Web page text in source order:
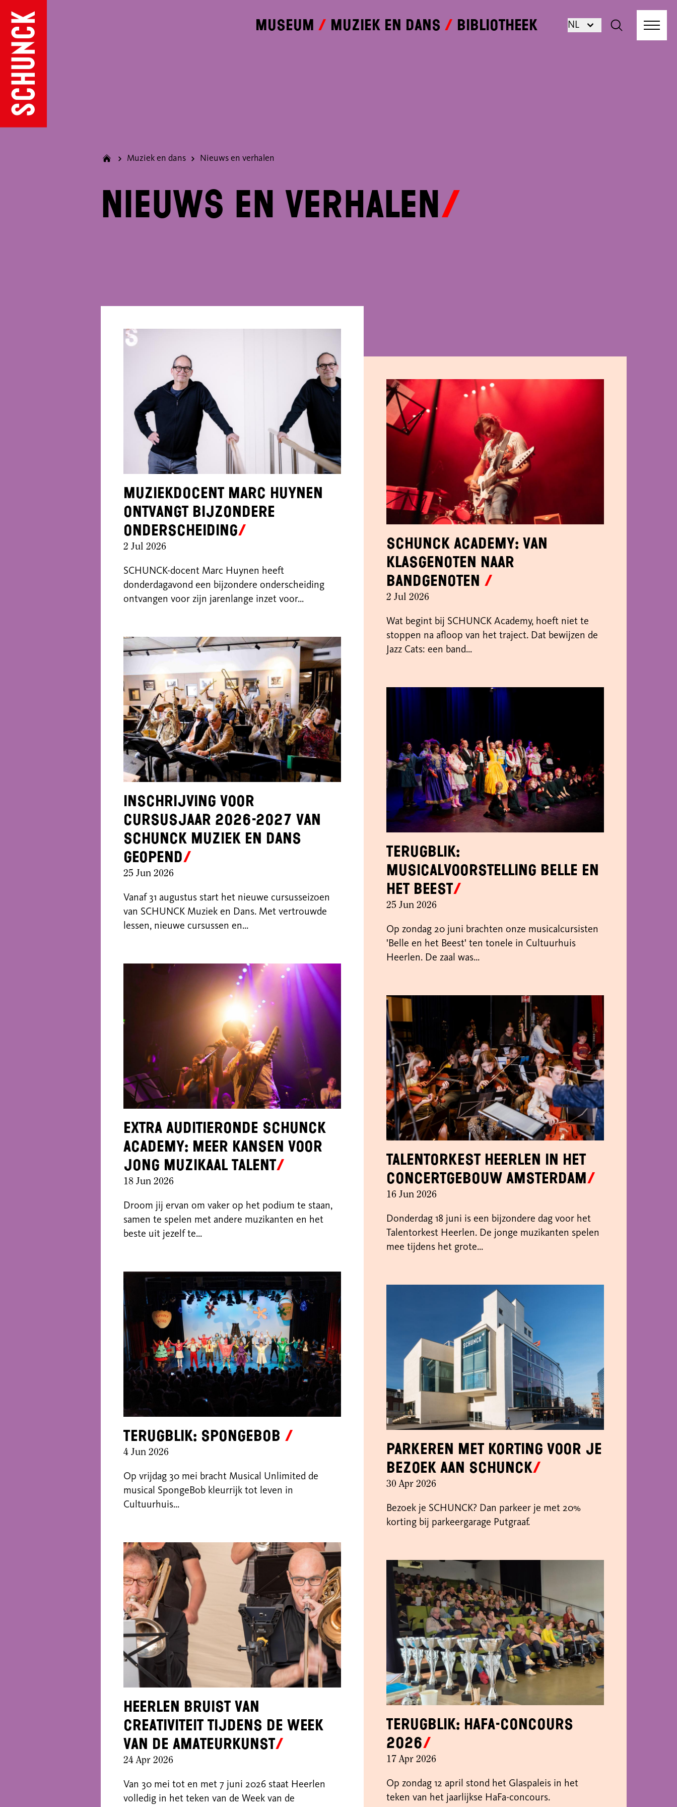
Museum Muziek en dans Bibliotheek NL
Muziek en dans Nieuws en verhalen
Nieuws en verhalen
Muziekdocent Marc Huynen
ontvangt bijzondere
onderscheiding
2 Jul 2026
SCHUNCK-docent Marc Huynen heeft
donderdagavond een bijzondere onderscheiding
ontvangen voor zijn jarenlange inzet voor...
Inschrijving voor
cursusjaar 2026-2027 van
SCHUNCK Muziek en Dans
geopend
25 Jun 2026
Vanaf 31 augustus start het nieuwe cursusseizoen
van SCHUNCK Muziek en Dans. Met vertrouwde
lessen, nieuwe cursussen en...
Extra auditieronde SCHUNCK
Academy: meer kansen voor
jong muzikaal talent
18 Jun 2026
Droom jij ervan om vaker op het podium te staan,
samen te spelen met andere muzikanten en het
beste uit jezelf te...
Terugblik: SpongeBob
4 Jun 2026
Op vrijdag 30 mei bracht Musical Unlimited de
musical SpongeBob kleurrijk tot leven in
Cultuurhuis...
Heerlen bruist van
creativiteit tijdens de Week
van de Amateurkunst
24 Apr 2026
Van 30 mei tot en met 7 juni 2026 staat Heerlen
volledig in het teken van de Week van de
SCHUNCK Academy: van
klasgenoten naar
bandgenoten
2 Jul 2026
Wat begint bij SCHUNCK Academy, hoeft niet te
stoppen na afloop van het traject. Dat bewijzen de
Jazz Cats: een band...
Terugblik:
Musicalvoorstelling Belle en
het Beest
25 Jun 2026
Op zondag 20 juni brachten onze musicalcursisten
'Belle en het Beest' ten tonele in Cultuurhuis
Heerlen. De zaal was...
Talentorkest Heerlen in het
Concertgebouw Amsterdam
16 Jun 2026
Donderdag 18 juni is een bijzondere dag voor het
Talentorkest Heerlen. De jonge muzikanten spelen
mee tijdens het grote...
Parkeren met korting voor je
bezoek aan SCHUNCK
30 Apr 2026
Bezoek je SCHUNCK? Dan parkeer je met 20%
korting bij parkeergarage Putgraaf.
Terugblik: HaFa-concours
2026
17 Apr 2026
Op zondag 12 april stond het Glaspaleis in het
teken van het jaarlijkse HaFa-concours.